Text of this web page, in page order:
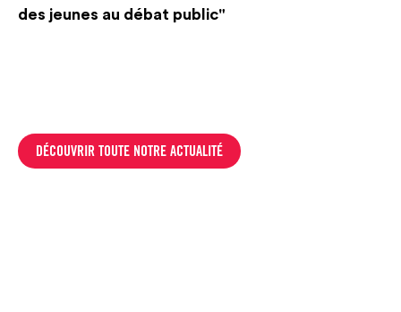
des jeunes au débat public"
DÉCOUVRIR TOUTE NOTRE ACTUALITÉ